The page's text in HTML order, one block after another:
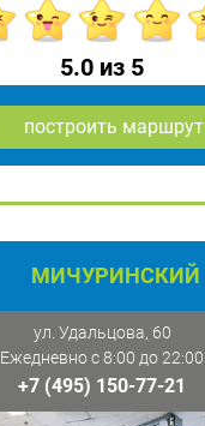
5.0 из 5
построить маршрут
МИЧУРИНСКИЙ
ул. Удальцова, 60
Ежедневно с 8:00 до 22:00
+7 (495) 150-77-21